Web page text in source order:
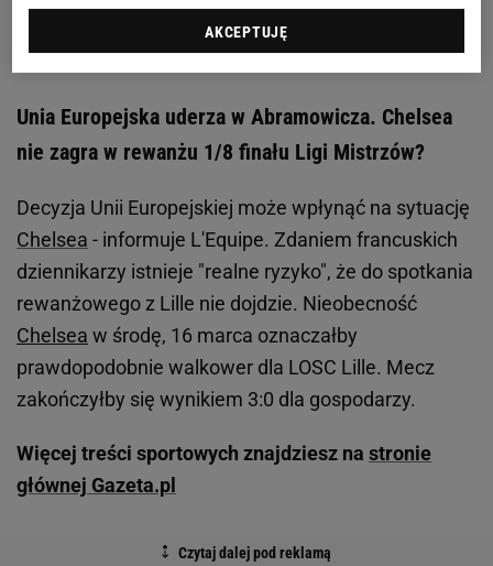
rakietowym
Unia Europejska uderza w Abramowicza. Chelsea
nie zagra w rewanżu 1/8 finału Ligi Mistrzów?
Decyzja Unii Europejskiej może wpłynąć na sytuację
Chelsea - informuje L'Equipe. Zdaniem francuskich
dziennikarzy istnieje "realne ryzyko", że do spotkania
rewanżowego z Lille nie dojdzie. Nieobecność
Chelsea w środę, 16 marca oznaczałby
prawdopodobnie walkower dla LOSC Lille. Mecz
zakończyłby się wynikiem 3:0 dla gospodarzy.
Więcej treści sportowych znajdziesz na stronie
głównej Gazeta.pl
AKCEPTUJĘ